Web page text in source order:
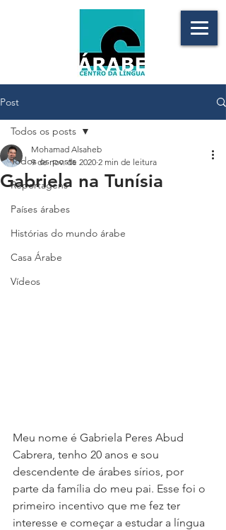
Post
Todos os posts
Reportagens
Países árabes
Histórias do mundo árabe
Casa Árabe
Vídeos
Todos os posts
Gabriela na Tunísia
Mohamad Alsaheb
9 de nov. de 2020 2 min de leitura
Meu nome é Gabriela Peres Abud
Cabrera, tenho 20 anos e sou
descendente de árabes sírios, por
parte da família do meu pai. Esse foi o
primeiro incentivo que me fez ter
interesse e começar a estudar a língua